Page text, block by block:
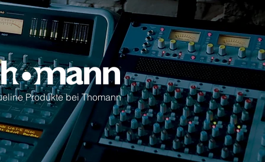
Produkte bei Thomann